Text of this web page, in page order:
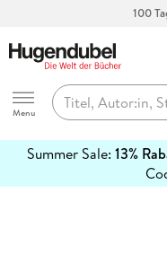
100
Hugendubel
Menu
Summer Sale: 13%
erfahren